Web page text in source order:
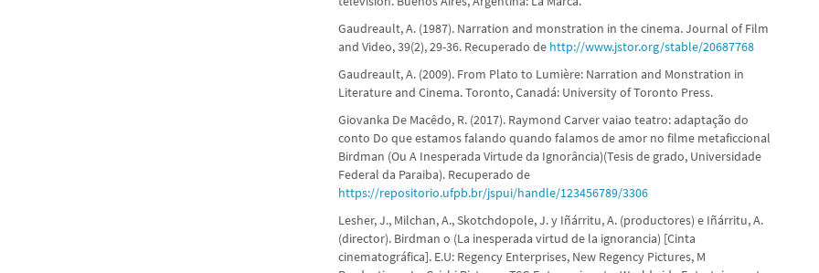
Gaudreault, A. (1987). Narration and monstration in the cinema. Journal of Film
and Video, 39(2), 29-36. Recuperado de http://www.jstor.org/stable/20687768
Gaudreault, A. (2009). From Plato to Lumière: Narration and Monstration in
Literature and Cinema. Toronto, Canadá: University of Toronto Press.
Giovanka De Macêdo, R. (2017). Raymond Carver vaiao teatro: adaptação do
conto Do que estamos falando quando falamos de amor no filme metaficcional
Birdman (Ou A Inesperada Virtude da Ignorância)(Tesis de grado, Universidade
Federal da Paraiba). Recuperado de
https://repositorio.ufpb.br/jspui/handle/123456789/3306
Lesher, J., Milchan, A., Skotchdopole, J. y Iñárritu, A. (productores) e Iñárritu, A.
(director). Birdman o (La inesperada virtud de la ignorancia) [Cinta
cinematográfica]. E.U: Regency Enterprises, New Regency Pictures, M